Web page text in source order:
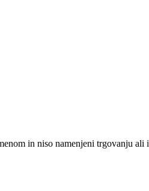
in niso namenjeni trgovanju ali